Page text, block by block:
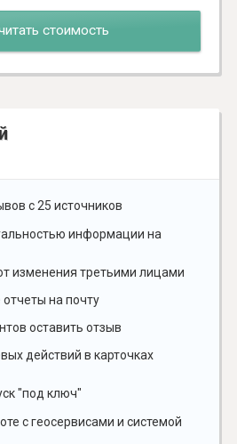
стоимость
с 25 источников
информации на
изменения третьими лицами
на почту
оставить отзыв
действий в карточках
"под ключ"
с геосервисами и системой